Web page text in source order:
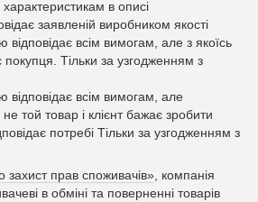
в описі
заявленій виробником якості
всім вимогам, але з якоїсь
Тільки за узгодженням з
відповідає всім вимогам, але
той товар і клієнт бажає зробити
потребі Тільки за узгодженням з
захист прав споживачів» , компанія
в обміні та поверненні товарів